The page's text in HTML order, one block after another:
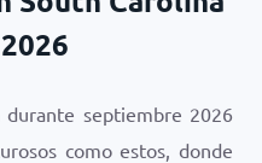
septiembre 2026
como estos, donde